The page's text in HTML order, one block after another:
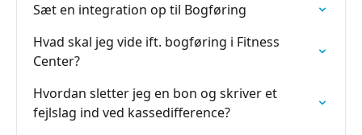
Sæt en integration op til Bogføring
Hvad skal jeg vide ift. bogføring i Fitness
Center?
Hvordan sletter jeg en bon og skriver et
fejlslag ind ved kassedifference?